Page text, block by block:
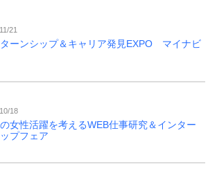
21
ーンシップ＆キャリア発見EXPO マイナビ
18
女性活躍を考えるWEB仕事研究＆インター
プフェア